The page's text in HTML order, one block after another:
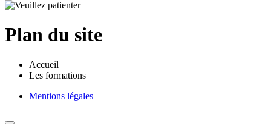
Plan du site
Accueil
Les formations
Mentions légales